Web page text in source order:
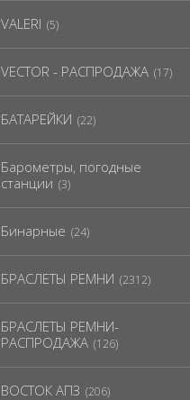
VALERI (5)
VECTOR - РАСПРОДАЖА (17)
БАТАРЕЙКИ (22)
Барометры, погодные
станции (3)
Бинарные (24)
БРАСЛЕТЫ РЕМНИ (2312)
БРАСЛЕТЫ РЕМНИ-
РАСПРОДАЖА (126)
ВОСТОК АПЗ (206)